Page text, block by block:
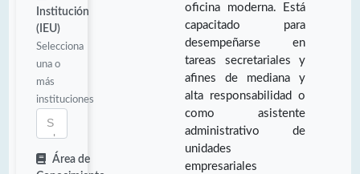
Institución
(IEU)
Selecciona
una o
más
instituciones
Área de
oficina moderna. Está
capacitado para
desempeñarse en
tareas secretariales y
afines de mediana y
alta responsabilidad o
como asistente
administrativo de
unidades
empresariales